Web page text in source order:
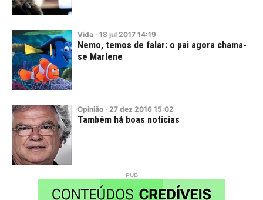
Vida · 18 jul 2017 14:19
Nemo, temos de falar: o pai agora chama-
se Marlene
Opinião · 27 dez 2016 15:02
Também há boas notícias